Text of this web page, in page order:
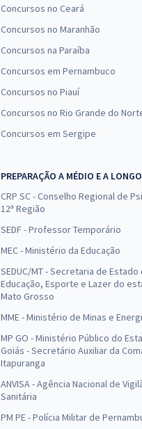
Concursos no Ceará
Concursos no Maranhão
Concursos na Paraíba
Concursos em Pernambuco
Concursos no Piauí
Concursos no Rio Grande do
Concursos em Sergipe
PREPARAÇÃO A MÉDIO E A
CRP SC - Conselho Regional de
12ª Região
SEDF - Professor Temporário
MEC - Ministério da Educação
SEDUC/MT - Secretaria de Estado
Educação, Esporte e Lazer do
Mato Grosso
MME - Ministério de Minas e
MP GO - Ministério Público do
Goiás - Secretário Auxiliar da
Itapuranga
ANVISA - Agência Nacional de
Sanitária
PM PE - Polícia Militar de